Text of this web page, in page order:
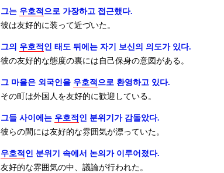
그는 우호적 으로 가장하고 접근했다.
彼は友好的に装って近づいた。
그의 우호적 인 태도 뒤에는 자기 보신의 의도가 있다.
彼の友好的な態度の裏には自己保身の意図がある。
그 마을은 외국인을 우호적 으로 환영하고 있다.
その町は外国人を友好的に歓迎している。
그들 사이에는 우호적 인 분위기가 감돌았다.
彼らの間には友好的な雰囲気が漂っていた。
우호적 인 분위기 속에서 논의가 이루어졌다.
友好的な雰囲気の中、議論が行われた。